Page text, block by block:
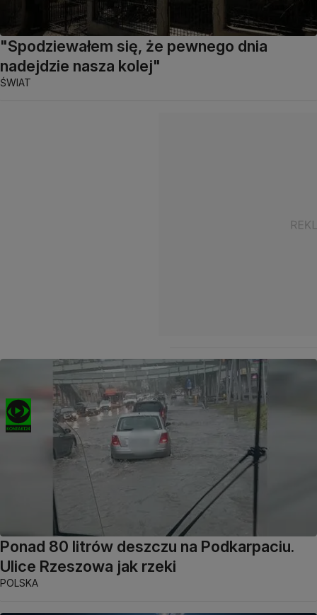
"Spodziewałem się, że pewnego dnia
nadejdzie nasza kolej"
ŚWIAT
Ponad 80 litrów deszczu na Podkarpaciu.
Ulice Rzeszowa jak rzeki
POLSKA